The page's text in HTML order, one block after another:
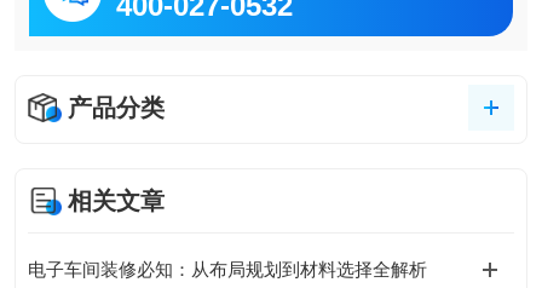
产品分类
相关文章
电子车间装修必知：从布局规划到材料选择全解析